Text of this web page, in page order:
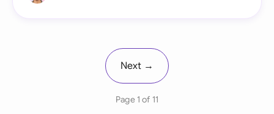
Next →
Page 1 of 11